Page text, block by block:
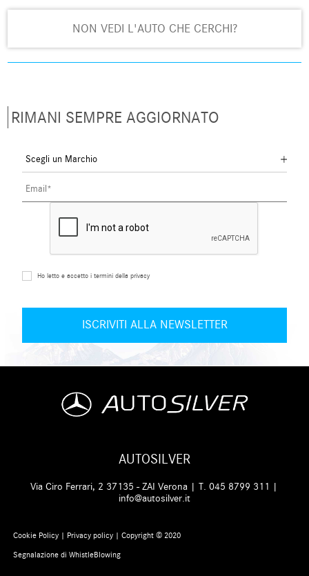
NON VEDI L'AUTO CHE CERCHI?
RIMANI SEMPRE AGGIORNATO
Ho letto e accetto i termini della privacy
AUTOSILVER
Via Ciro Ferrari, 2 37135 - ZAI Verona | T.045 8799 311 |
info@autosilver.it
Cookie Policy | Privacy policy| Copyright © 2020
Segnalazione di WhistleBlowing